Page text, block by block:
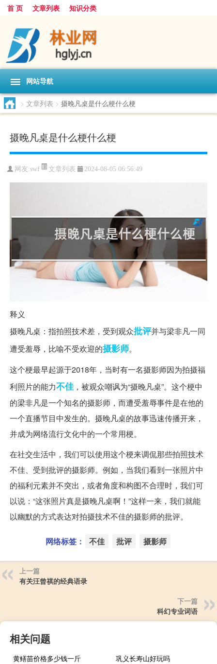
首 页 文章列表 知识分类
网站导航
> 文章列表 > 摄晚凡桌是什么梗什么梗
摄晚凡桌是什么梗什么梗
网友:swf 文章列表 2024-08-05 06:56:49
释义
摄晚凡桌：指拍照技术差，受到观众批评并与梁非凡一同
遭受羞辱，比喻不受欢迎的摄影师。
这个梗最早起源于2018年，当时有一名摄影师因为拍摄福
利照片的能力不佳 ，被观众嘲讽为“摄晚凡桌”。这个梗中
的梁非凡是一个知名的摄影师，而遭受羞辱事件是在他的
一个直播节目中发生的。摄晚凡桌的故事迅速传播开来，
并成为网络流行文化中的一个常用梗。
在社交生活中，我们可以使用这个梗来调侃那些拍照技术
不佳、受到批评的摄影师。例如，当我们看到一张照片中
的福利元素并不突出，或者角度和构图不合理时，我们可
以说：“这张照片真是摄晚凡桌啊！”这样一来，我们就能
以幽默的方式表达对拍摄技术不佳的摄影师的批评。
网络标签： 不佳 批评 摄影师
上一篇
有关汪曾祺的经典语录
下一篇
科幻专业词语
相关问题
黄鳝苗价格多少钱一斤
巩义长寿山好玩吗